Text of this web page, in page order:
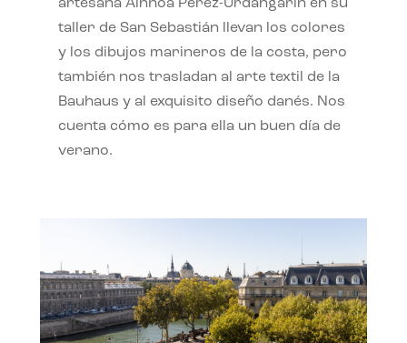
artesana Ainhoa Pérez-Urdangarín en su
taller de San Sebastián llevan los colores
y los dibujos marineros de la costa, pero
también nos trasladan al arte textil de la
Bauhaus y al exquisito diseño danés. Nos
cuenta cómo es para ella un buen día de
verano.